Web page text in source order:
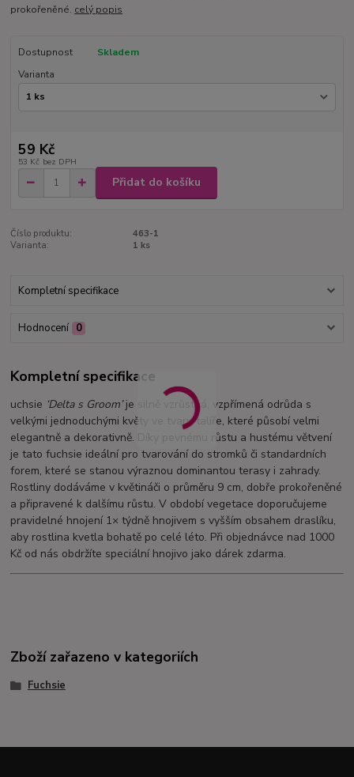
prokořeněné. celý popis
Dostupnost
Skladem
Varianta
59 Kč
53 Kč bez DPH
Přidat do košíku
Číslo produktu:
463-1
Varianta:
1 ks
Kompletní specifikace
Hodnocení 0
Kompletní specifikace
uchsie ‘Delta s Groom’je silně vzrůstná, vzpřímená odrůda s
velkými jednoduchými květy ve tvaru talíře, které působí velmi
elegantně a dekorativně. Díky pevnému růstu a hustému větvení
je tato fuchsie ideální pro tvarování do stromků či standardních
forem, které se stanou výraznou dominantou terasy i zahrady.
Rostliny dodáváme v květináči o průměru 9 cm, dobře prokořeněné
a připravené k dalšímu růstu. V období vegetace doporučujeme
pravidelné hnojení 1× týdně hnojivem s vyšším obsahem draslíku,
aby rostlina kvetla bohatě po celé léto. Při objednávce nad 1000
Kč od nás obdržíte speciální hnojivo jako dárek zdarma.
Zboží zařazeno v kategoriích
Fuchsie